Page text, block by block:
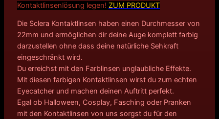
Kontaktlinsenlösung legen! ZUM PRODUKT
Die Sclera Kontaktlinsen haben einen Durchmesser von
22mm und ermöglichen dir deine Auge komplett farbig
darzustellen ohne dass deine natürliche Sehkraft
eingeschränkt wird.
Du erreichst mit den Farblinsen unglaubliche Effekte.
Mit diesen farbigen Kontaktlinsen wirst du zum echten
Eyecatcher und machen deinen Auftritt perfekt.
Egal ob Halloween, Cosplay, Fasching oder Pranken
mit den Kontaktlinsen von uns sorgst du für den